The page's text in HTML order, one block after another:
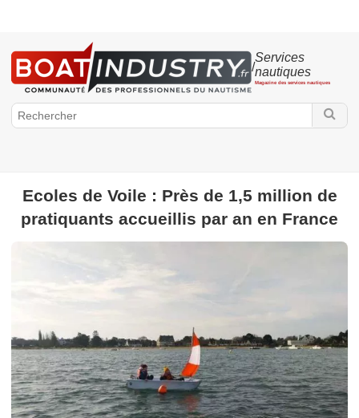
/
Services
nautiques
Magazine des services nautiques
BoatIndustry.fr
Ecoles de Voile : Près de 1,5 million de
pratiquants accueillis par an en France